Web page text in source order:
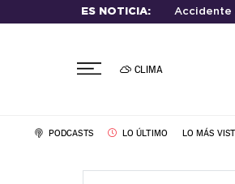
ES NOTICIA: Accidente
CLIMA
PODCASTS LO ÚLTIMO LO MÁS